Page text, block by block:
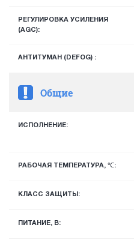
РЕГУЛИРОВКА УСИЛЕНИЯ
(AGC):
АНТИТУМАН (DEFOG) :
Общие
ИСПОЛНЕНИЕ:
РАБОЧАЯ ТЕМПЕРАТУРА, ℃:
КЛАСС ЗАЩИТЫ:
ПИТАНИЕ, В: